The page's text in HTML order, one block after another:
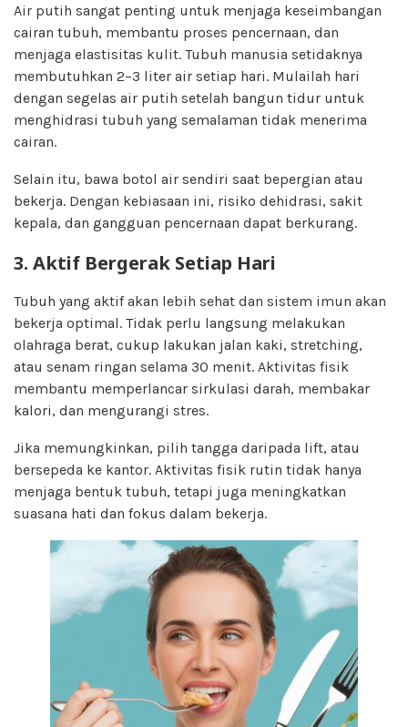
Air putih sangat penting untuk menjaga keseimbangan
cairan tubuh, membantu proses pencernaan, dan
menjaga elastisitas kulit. Tubuh manusia setidaknya
membutuhkan 2–3 liter air setiap hari. Mulailah hari
dengan segelas air putih setelah bangun tidur untuk
menghidrasi tubuh yang semalaman tidak menerima
cairan.
Selain itu, bawa botol air sendiri saat bepergian atau
bekerja. Dengan kebiasaan ini, risiko dehidrasi, sakit
kepala, dan gangguan pencernaan dapat berkurang.
3. Aktif Bergerak Setiap Hari
Tubuh yang aktif akan lebih sehat dan sistem imun akan
bekerja optimal. Tidak perlu langsung melakukan
olahraga berat, cukup lakukan jalan kaki, stretching,
atau senam ringan selama 30 menit. Aktivitas fisik
membantu memperlancar sirkulasi darah, membakar
kalori, dan mengurangi stres.
Jika memungkinkan, pilih tangga daripada lift, atau
bersepeda ke kantor. Aktivitas fisik rutin tidak hanya
menjaga bentuk tubuh, tetapi juga meningkatkan
suasana hati dan fokus dalam bekerja.